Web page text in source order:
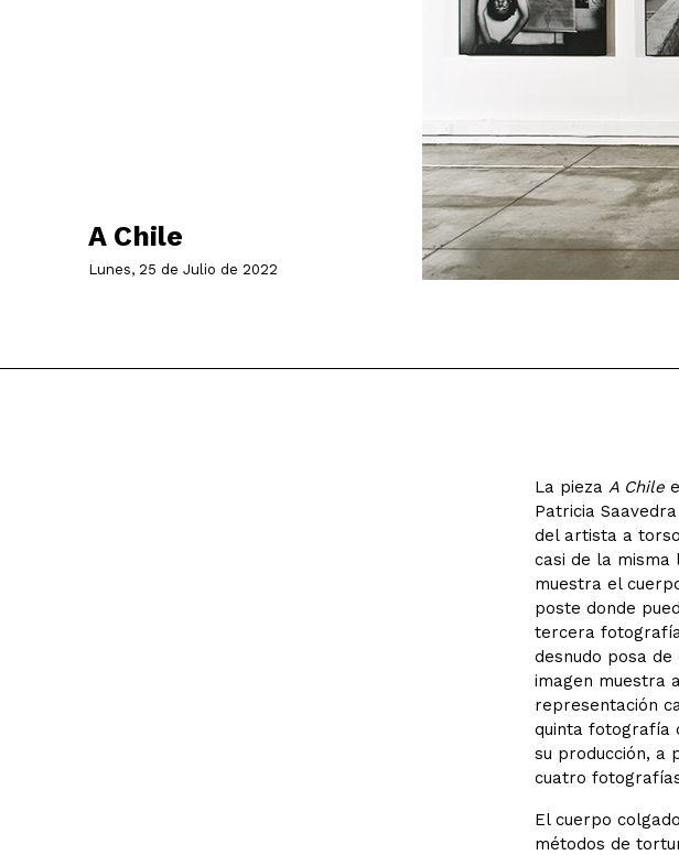
A Chile
Lunes, 25 de Julio de 2022
La pieza A Chile
Patricia
del artista a
casi de la misma
muestra el
poste donde
tercera
desnudo posa
imagen muestra
representación
quinta fotografía
su producción, a
cuatro
El cuerpo
métodos de